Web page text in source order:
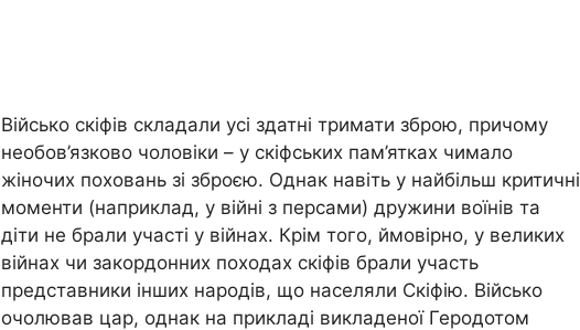
Військо скіфів складали усі здатні тримати зброю, причому
необов’язково чоловіки – у скіфських пам’ятках чимало
жіночих поховань зі зброєю. Однак навіть у найбільш критичні
моменти (наприклад, у війні з персами) дружини воїнів та
діти не брали участі у війнах. Крім того, ймовірно, у великих
війнах чи закордонних походах скіфів брали участь
представники інших народів, що населяли Скіфію. Військо
очолював цар, однак на прикладі викладеної Геродотом